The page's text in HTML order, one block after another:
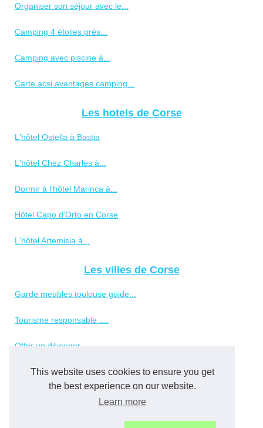
This website uses cookies to ensure you get
the best experience on our website.
Learn more
Organiser son séjour avec le...
Camping 4 étoiles près...
Camping avec piscine à...
Carte acsi avantages camping...
Les hotels de Corse
L'hôtel Ostella à Bastia
L'hôtel Chez Charles à...
Dormir à l'hôtel Marinca à...
Hôtel Capo d'Orto en Corse
L'hôtel Artemisia à...
Les villes de Corse
Garde meubles toulouse guide...
Tourisme responsable :...
Offrir un déjeuner...
Visiter sainte-maxime :...
Que faire à bourg-en-bresse...